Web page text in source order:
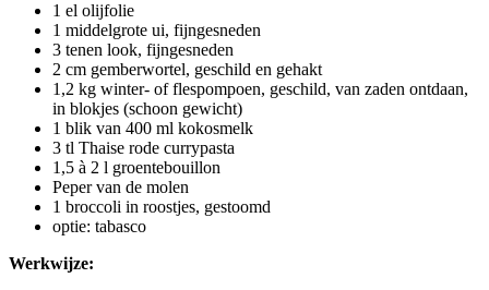
1 el olijfolie
1 middelgrote ui, fijngesneden
3 tenen look, fijngesneden
2 cm gemberwortel, geschild en gehakt
1,2 kg winter- of flespompoen, geschild, van zaden ontdaan,
in blokjes (schoon gewicht)
1 blik van 400 ml kokosmelk
3 tl Thaise rode currypasta
1,5 à 2 l groentebouillon
Peper van de molen
1 broccoli in roostjes, gestoomd
optie: tabasco
Werkwijze: